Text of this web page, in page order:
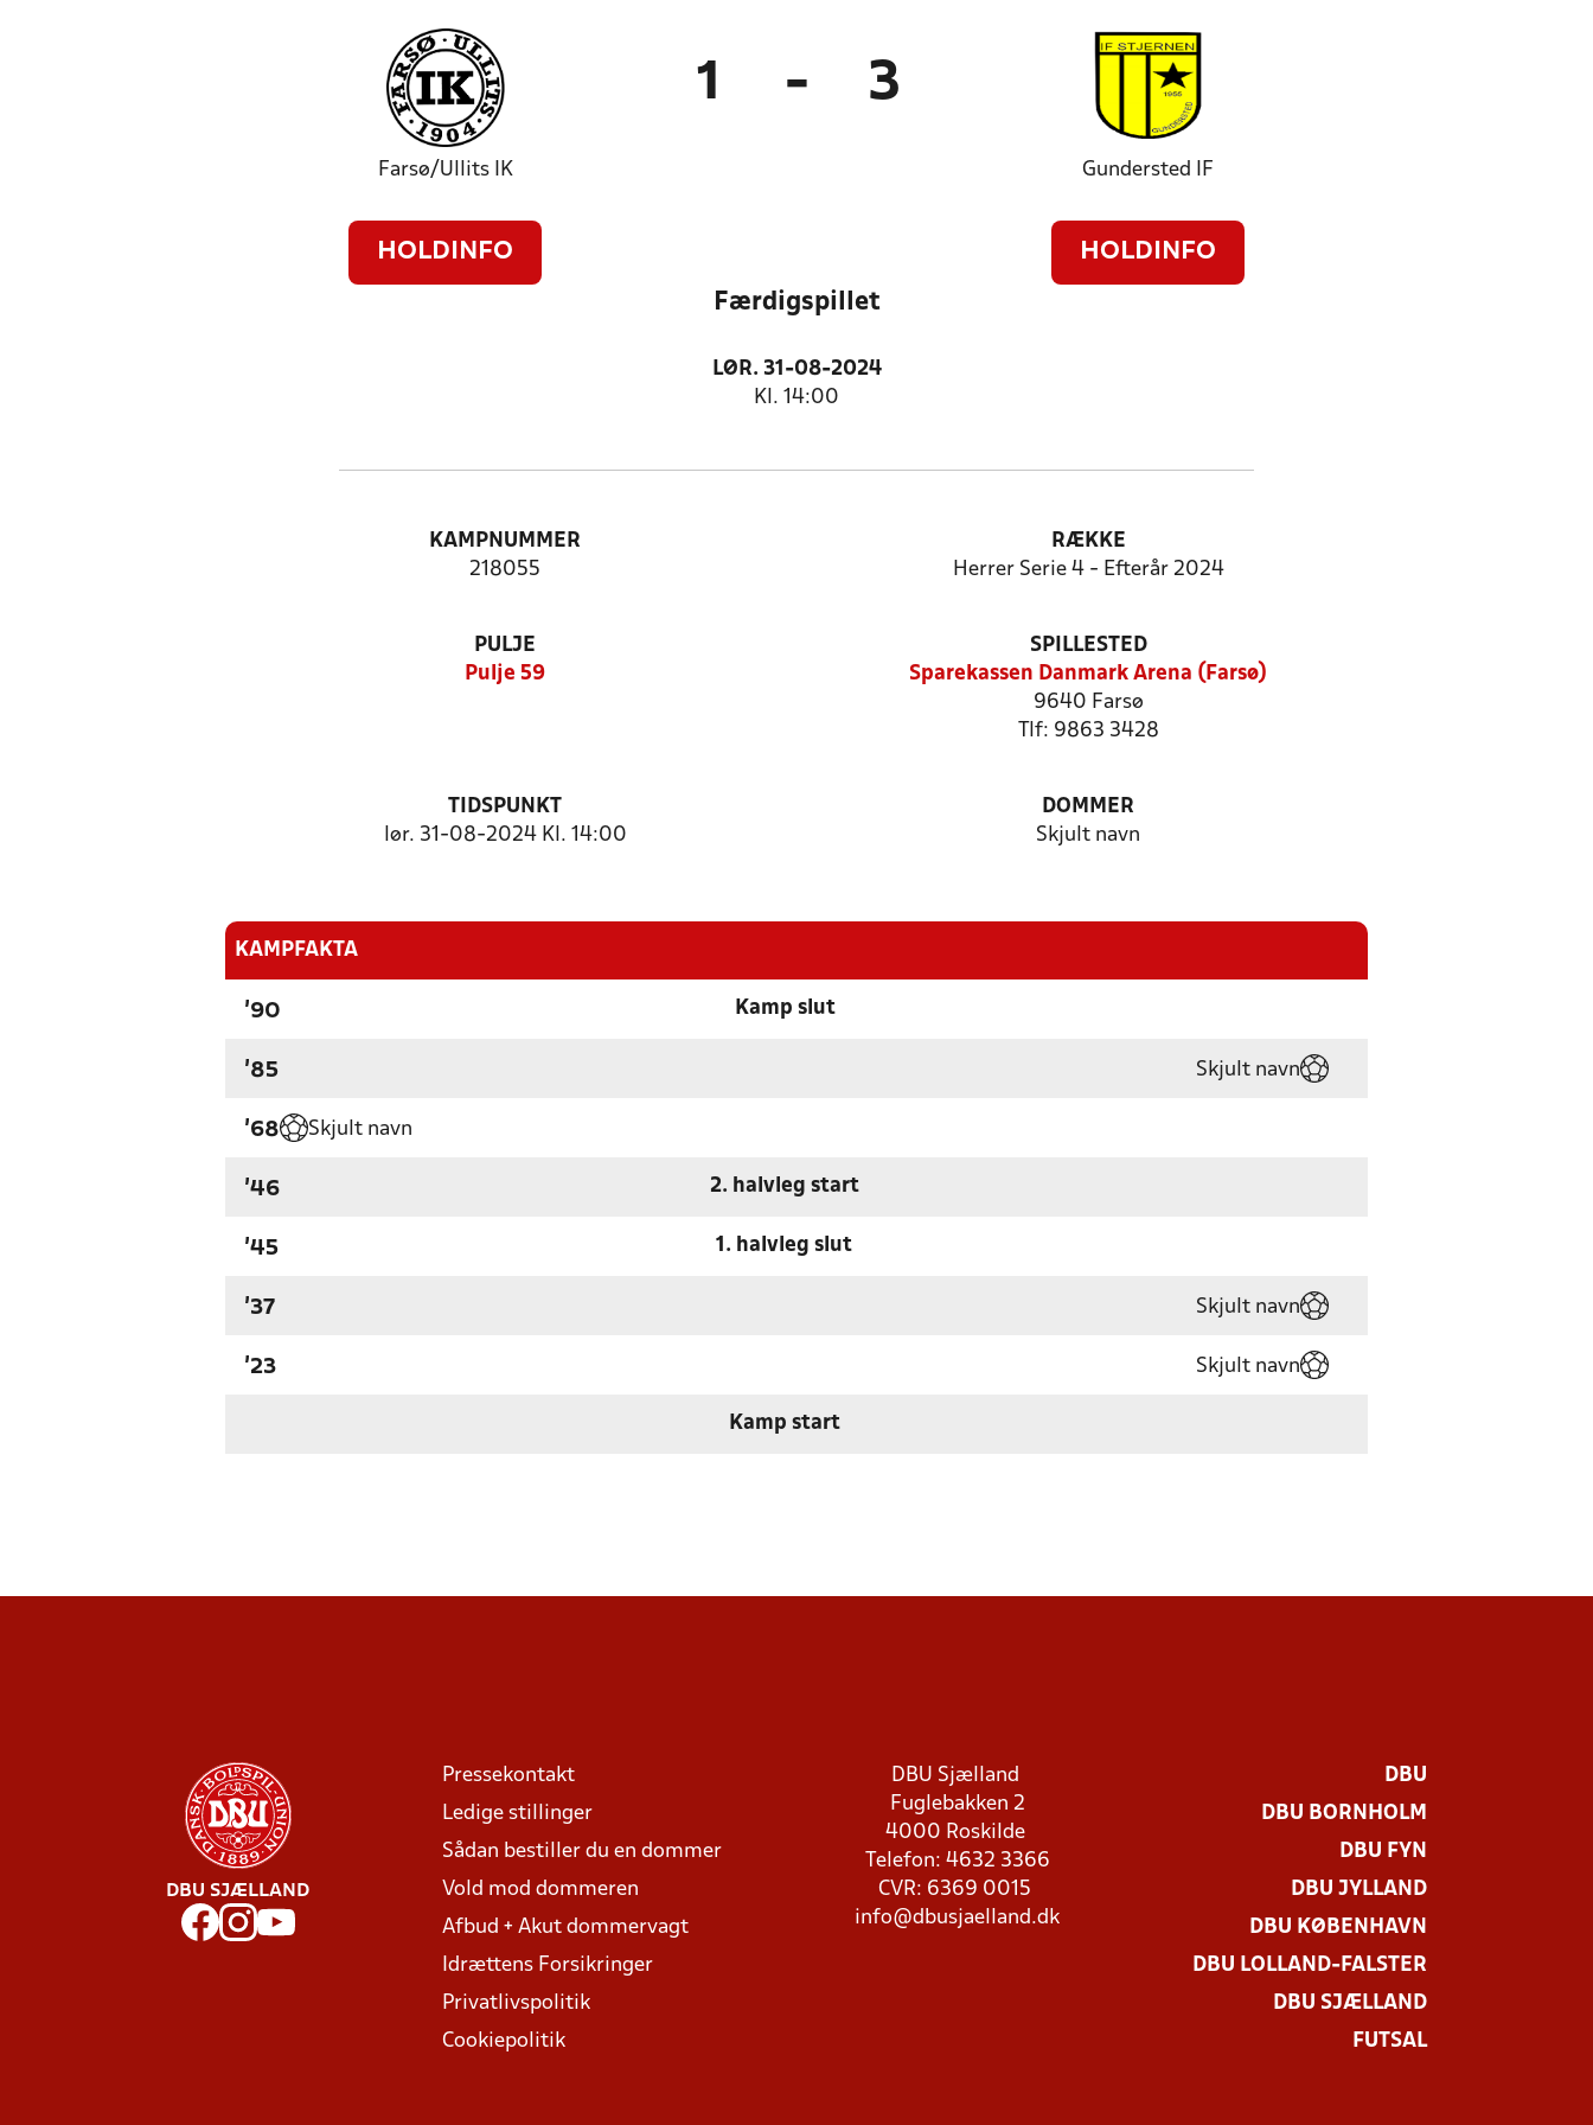
Farsø/Ullits IK
HOLDINFO
1 - 3
Gundersted IF
HOLDINFO
Færdigspillet
LØR. 31-08-2024
Kl. 14:00
KAMPNUMMER
218055
RÆKKE
Herrer Serie 4 - Efterår 2024
PULJE
Pulje 59
SPILLESTED
Sparekassen Danmark Arena (Farsø)
9640 Farsø
Tlf: 9863 3428
TIDSPUNKT
lør. 31-08-2024 Kl. 14:00
DOMMER
Skjult navn
KAMPFAKTA
'90 Kamp slut
'85 Skjult navn
'68 Skjult navn
'46 2. halvleg start
'45 1. halvleg slut
'37 Skjult navn
'23 Skjult navn
Kamp start
DBU SJÆLLAND
Pressekontakt
Ledige stillinger
Sådan bestiller du en dommer
Vold mod dommeren
Afbud + Akut dommervagt
Idrættens Forsikringer
Privatlivspolitik
Cookiepolitik
DBU Sjælland
Fuglebakken 2
4000 Roskilde
Telefon: 4632 3366
CVR: 6369 0015
info@dbusjaelland.dk
DBU
DBU BORNHOLM
DBU FYN
DBU JYLLAND
DBU KØBENHAVN
DBU LOLLAND-FALSTER
DBU SJÆLLAND
FUTSAL